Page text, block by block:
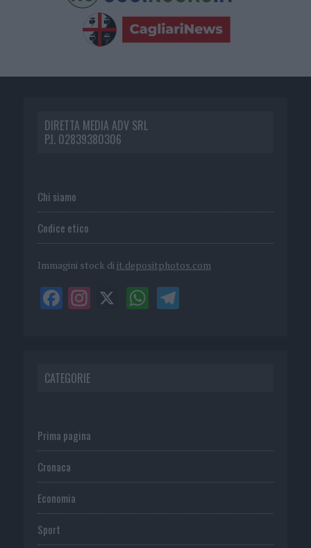
DIRETTA MEDIA ADV SRL
P.I. 02839380306
Chi siamo
Codice etico
Immagini stock di it.depositphotos.com
CATEGORIE
Prima pagina
Cronaca
Economia
Sport